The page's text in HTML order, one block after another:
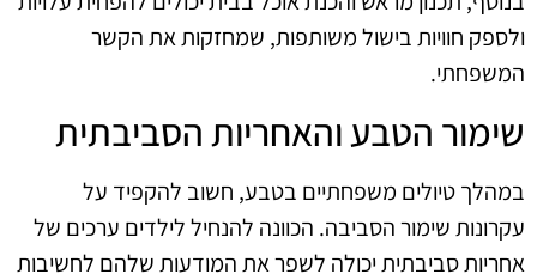
ולספק חוויות בישול משותפות, שמחזקות את הקשר
המשפחתי.
שימור הטבע והאחריות הסביבתית
במהלך טיולים משפחתיים בטבע, חשוב להקפיד על
עקרונות שימור הסביבה. הכוונה להנחיל לילדים ערכים של
אחריות סביבתית יכולה לשפר את המודעות שלהם לחשיבות